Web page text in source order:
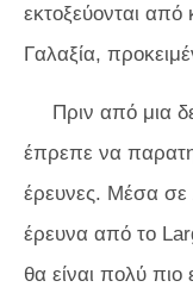
εκτοξεύονται από
Γαλαξία,
Πριν από μια
έπρεπε να
έρευνες. Μέσα σε
έρευνα από το
θα είναι πολύ πιο